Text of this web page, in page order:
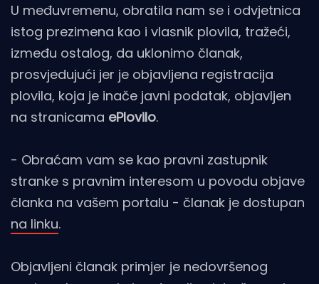
U međuvremenu, obratila nam se i odvjetnica
istog prezimena kao i vlasnik plovila, tražeći,
između ostalog, da uklonimo članak,
prosvjedujući jer je objavljena registracija
plovila, koja je inače javni podatak, objavljen
na stranicama ePlovilo.
- Obraćam vam se kao pravni zastupnik
stranke s pravnim interesom u povodu objave
članka na vašem portalu - članak je dostupan
na linku.
Objavljeni članak primjer je nedovršenog